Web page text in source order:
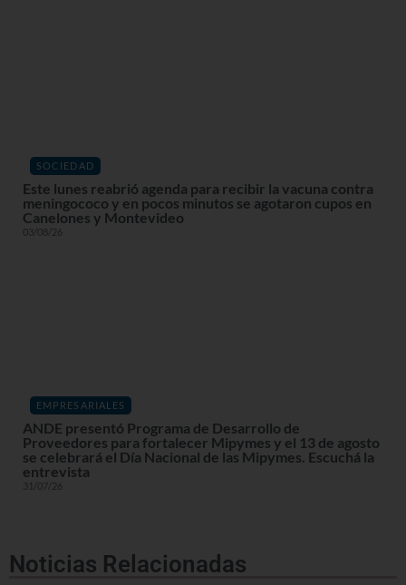
SOCIEDAD
Este lunes reabrió agenda para recibir la vacuna contra
meningococo y en pocos minutos se agotaron cupos en
Canelones y Montevideo
03/08/26
EMPRESARIALES
ANDE presentó Programa de Desarrollo de
Proveedores para fortalecer Mipymes y el 13 de agosto
se celebrará el Día Nacional de las Mipymes. Escuchá la
entrevista
31/07/26
Noticias Relacionadas